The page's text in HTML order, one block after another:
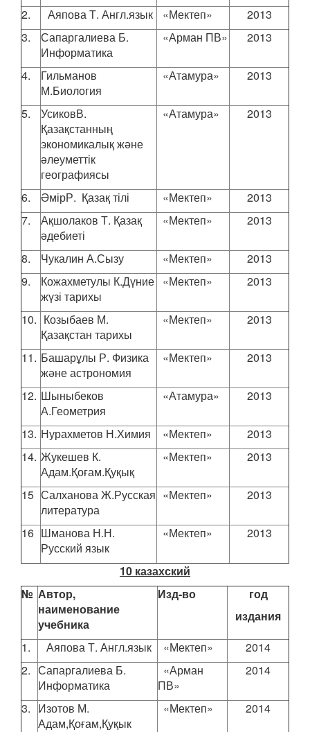
2. Аяпова Т. Англ.язык «Мектеп»
2013
3.
Сапаргалиева Б.
Информатика
«Арман ПВ» 2013
4.
Гильманов
М.Биология
«Атамура» 2013
5.
УсиковВ.
Қазақстанның
экономикалық және
әлеуметтік
географиясы
«Атамура» 2013
6. ӘмірР. Қазақ тілі «Мектеп»
2013
7.
Ақшолаков Т. Қазақ
әдебиеті
«Мектеп» 2013
8. Чукалин А.Сызу «Мектеп»
2013
9.
Кожахметулы К.Дүние
жүзі тарихы
«Мектеп» 2013
10. Козыбаев М.
Қазақстан тарихы
«Мектеп» 2013
11. Башарұлы Р. Физика
және астрономия
«Мектеп» 2013
12. Шыныбеков
А.Геометрия
«Атамура» 2013
13. Нурахметов Н.Химия «Мектеп»
2013
14. Жукешев К.
Адам.Қоғам.Қуқық
«Мектеп» 2013
15 Салханова Ж.Русская
литература
«Мектеп» 2013
16 Шманова Н.Н.
Русский язык
«Мектеп» 2013
10 казахский
№ Автор,
наименование
учебника
Изд-во
год
издания
1.
Аяпова Т. Англ.язык «Мектеп»
2014
2. Сапаргалиева Б.
Информатика
«Арман
ПВ»
2014
3. Изотов М.
Адам,Қоғам,Қуқык
«Мектеп» 2014